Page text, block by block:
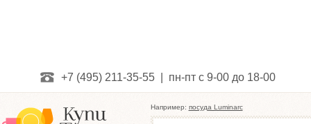
+7 (495) 211-35-55 | пн-пт с 9-00 до 18-00
Например: посуда Luminarc